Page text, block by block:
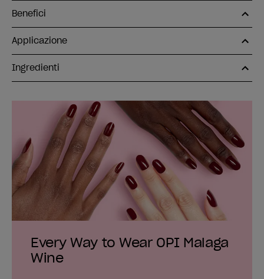
Benefici
Applicazione
Ingredienti
Every Way to Wear OPI Malaga
Wine